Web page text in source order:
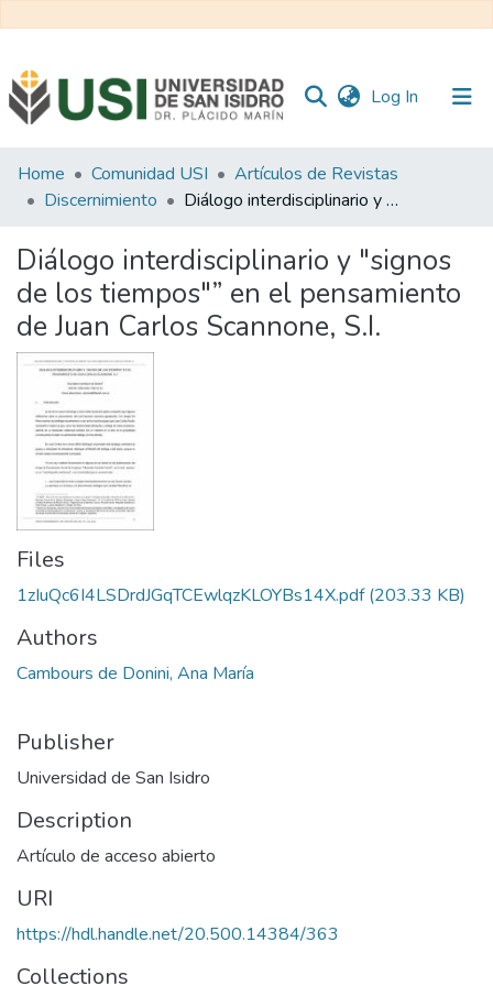
Log In (current)
Communities
&
All of RI USI
Statistics
Home Comunidad USI
Artículos de Revistas
Discernimiento
Diálogo interdisciplinario y "signos de los tiempos"” en el pensamiento de Juan Carlos Scannone, S.I.
Diálogo interdisciplinario y "signos
de los tiempos"” en el pensamiento
de Juan Carlos Scannone, S.I.
Files
1zIuQc6I4LSDrdJGqTCEwlqzKLOYBs14X.pdf(203.33 KB)
Authors
Cambours de Donini, Ana María
Publisher
Universidad de San Isidro
Description
Artículo de acceso abierto
URI
https://hdl.handle.net/20.500.14384/363
Collections